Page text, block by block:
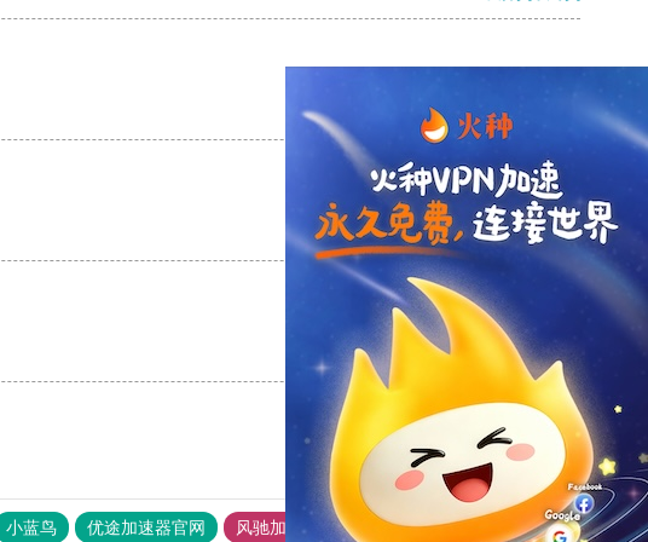
支持
支持[0] 反对[0]
支持[0] 反对[0]
小蓝鸟 优途加速器官网 风驰加速器 旋风加速器